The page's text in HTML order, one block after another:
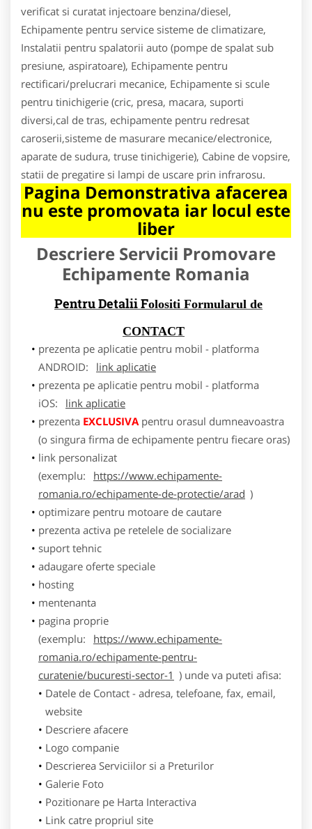
verificat si curatat injectoare benzina/diesel,
Echipamente pentru service sisteme de climatizare,
Instalatii pentru spalatorii auto (pompe de spalat sub
presiune, aspiratoare), Echipamente pentru
rectificari/prelucrari mecanice, Echipamente si scule
pentru tinichigerie (cric, presa, macara, suporti
diversi,cal de tras, echipamente pentru redresat
caroserii,sisteme de masurare mecanice/electronice,
aparate de sudura, truse tinichigerie), Cabine de vopsire,
statii de pregatire si lampi de uscare prin infrarosu.
Pagina Demonstrativa afacerea
nu este promovata iar locul este
liber
Descriere Servicii Promovare
Echipamente Romania
Pentru Detalii Folositi Formularul de
CONTACT
prezenta pe aplicatie pentru mobil - platforma
ANDROID:
link aplicatie
prezenta pe aplicatie pentru mobil - platforma
iOS:
link aplicatie
prezenta EXCLUSIVApentru orasul dumneavoastra
(o singura firma de echipamente pentru fiecare oras)
link personalizat
(exemplu:
https://www.echipamente-
romania.ro/echipamente-de-protectie/arad )
optimizare pentru motoare de cautare
prezenta activa pe retelele de socializare
suport tehnic
adaugare oferte speciale
hosting
mentenanta
pagina proprie
(exemplu:
https://www.echipamente-
romania.ro/echipamente-pentru-
curatenie/bucuresti-sector-1 ) unde va puteti afisa:
Datele de Contact - adresa, telefoane, fax, email,
website
Descriere afacere
Logo companie
Descrierea Serviciilor si a Preturilor
Galerie Foto
Pozitionare pe Harta Interactiva
Link catre propriul site